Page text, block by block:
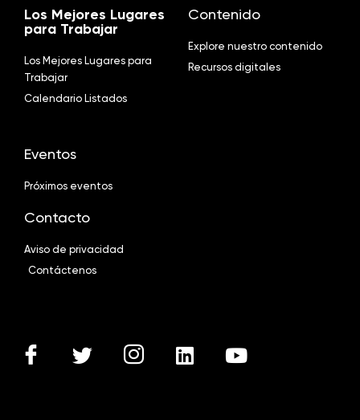
Los Mejores Lugares
para Trabajar
Los Mejores Lugares para
Trabajar
Calendario Listados
Contenido
Explore nuestro contenido
Recursos digitales
Eventos
Próximos eventos
Contacto
Aviso de privacidad
Contáctenos